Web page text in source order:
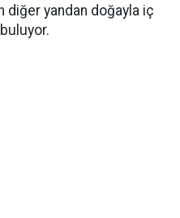
diğer yandan doğayla iç